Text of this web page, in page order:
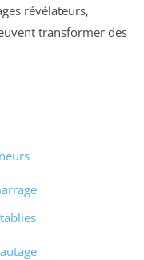
révélateurs,
transformer des